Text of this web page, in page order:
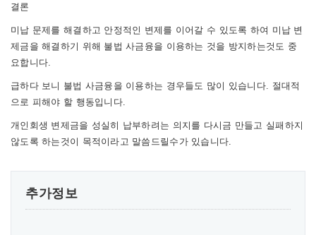
결론
미납 문제를 해결하고 안정적인 변제를 이어갈 수 있도록 하여 미납 변
제금을 해결하기 위해 불법 사금융을 이용하는 것을 방지하는것도 중
요합니다.
급하다 보니 불법 사금융을 이용하는 경우들도 많이 있습니다. 절대적
으로 피해야 할 행동입니다.
개인회생 변제금을 성실히 납부하려는 의지를 다시금 만들고 실패하지
않도록 하는것이 목적이라고 말씀드릴수가 있습니다.
추가정보